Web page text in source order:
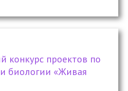
конкурс проектов по
биологии «Живая